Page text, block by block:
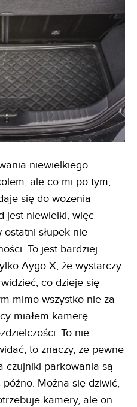
niewielkiego
ale co mi po tym,
się do wożenia
jest niewielki, więc
słupek nie
To jest bardziej
Aygo X, że wystarczy
co dzieje się
mimo wszystko nie za
miałem kamerę
To nie
to znaczy, że pewne
czujniki parkowania są
Można się dziwić,
kamery, ale on